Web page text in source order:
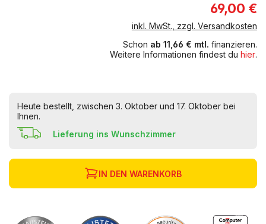
69,00 €
inkl. MwSt., zzgl. Versandkosten
Schon ab 11,66 € mtl. finanzieren.
Weitere Informationen findest du hier.
Heute bestellt, zwischen 3. Oktober und 17. Oktober bei
Ihnen.
Lieferung ins Wunschzimmer
IN DEN WARENKORB